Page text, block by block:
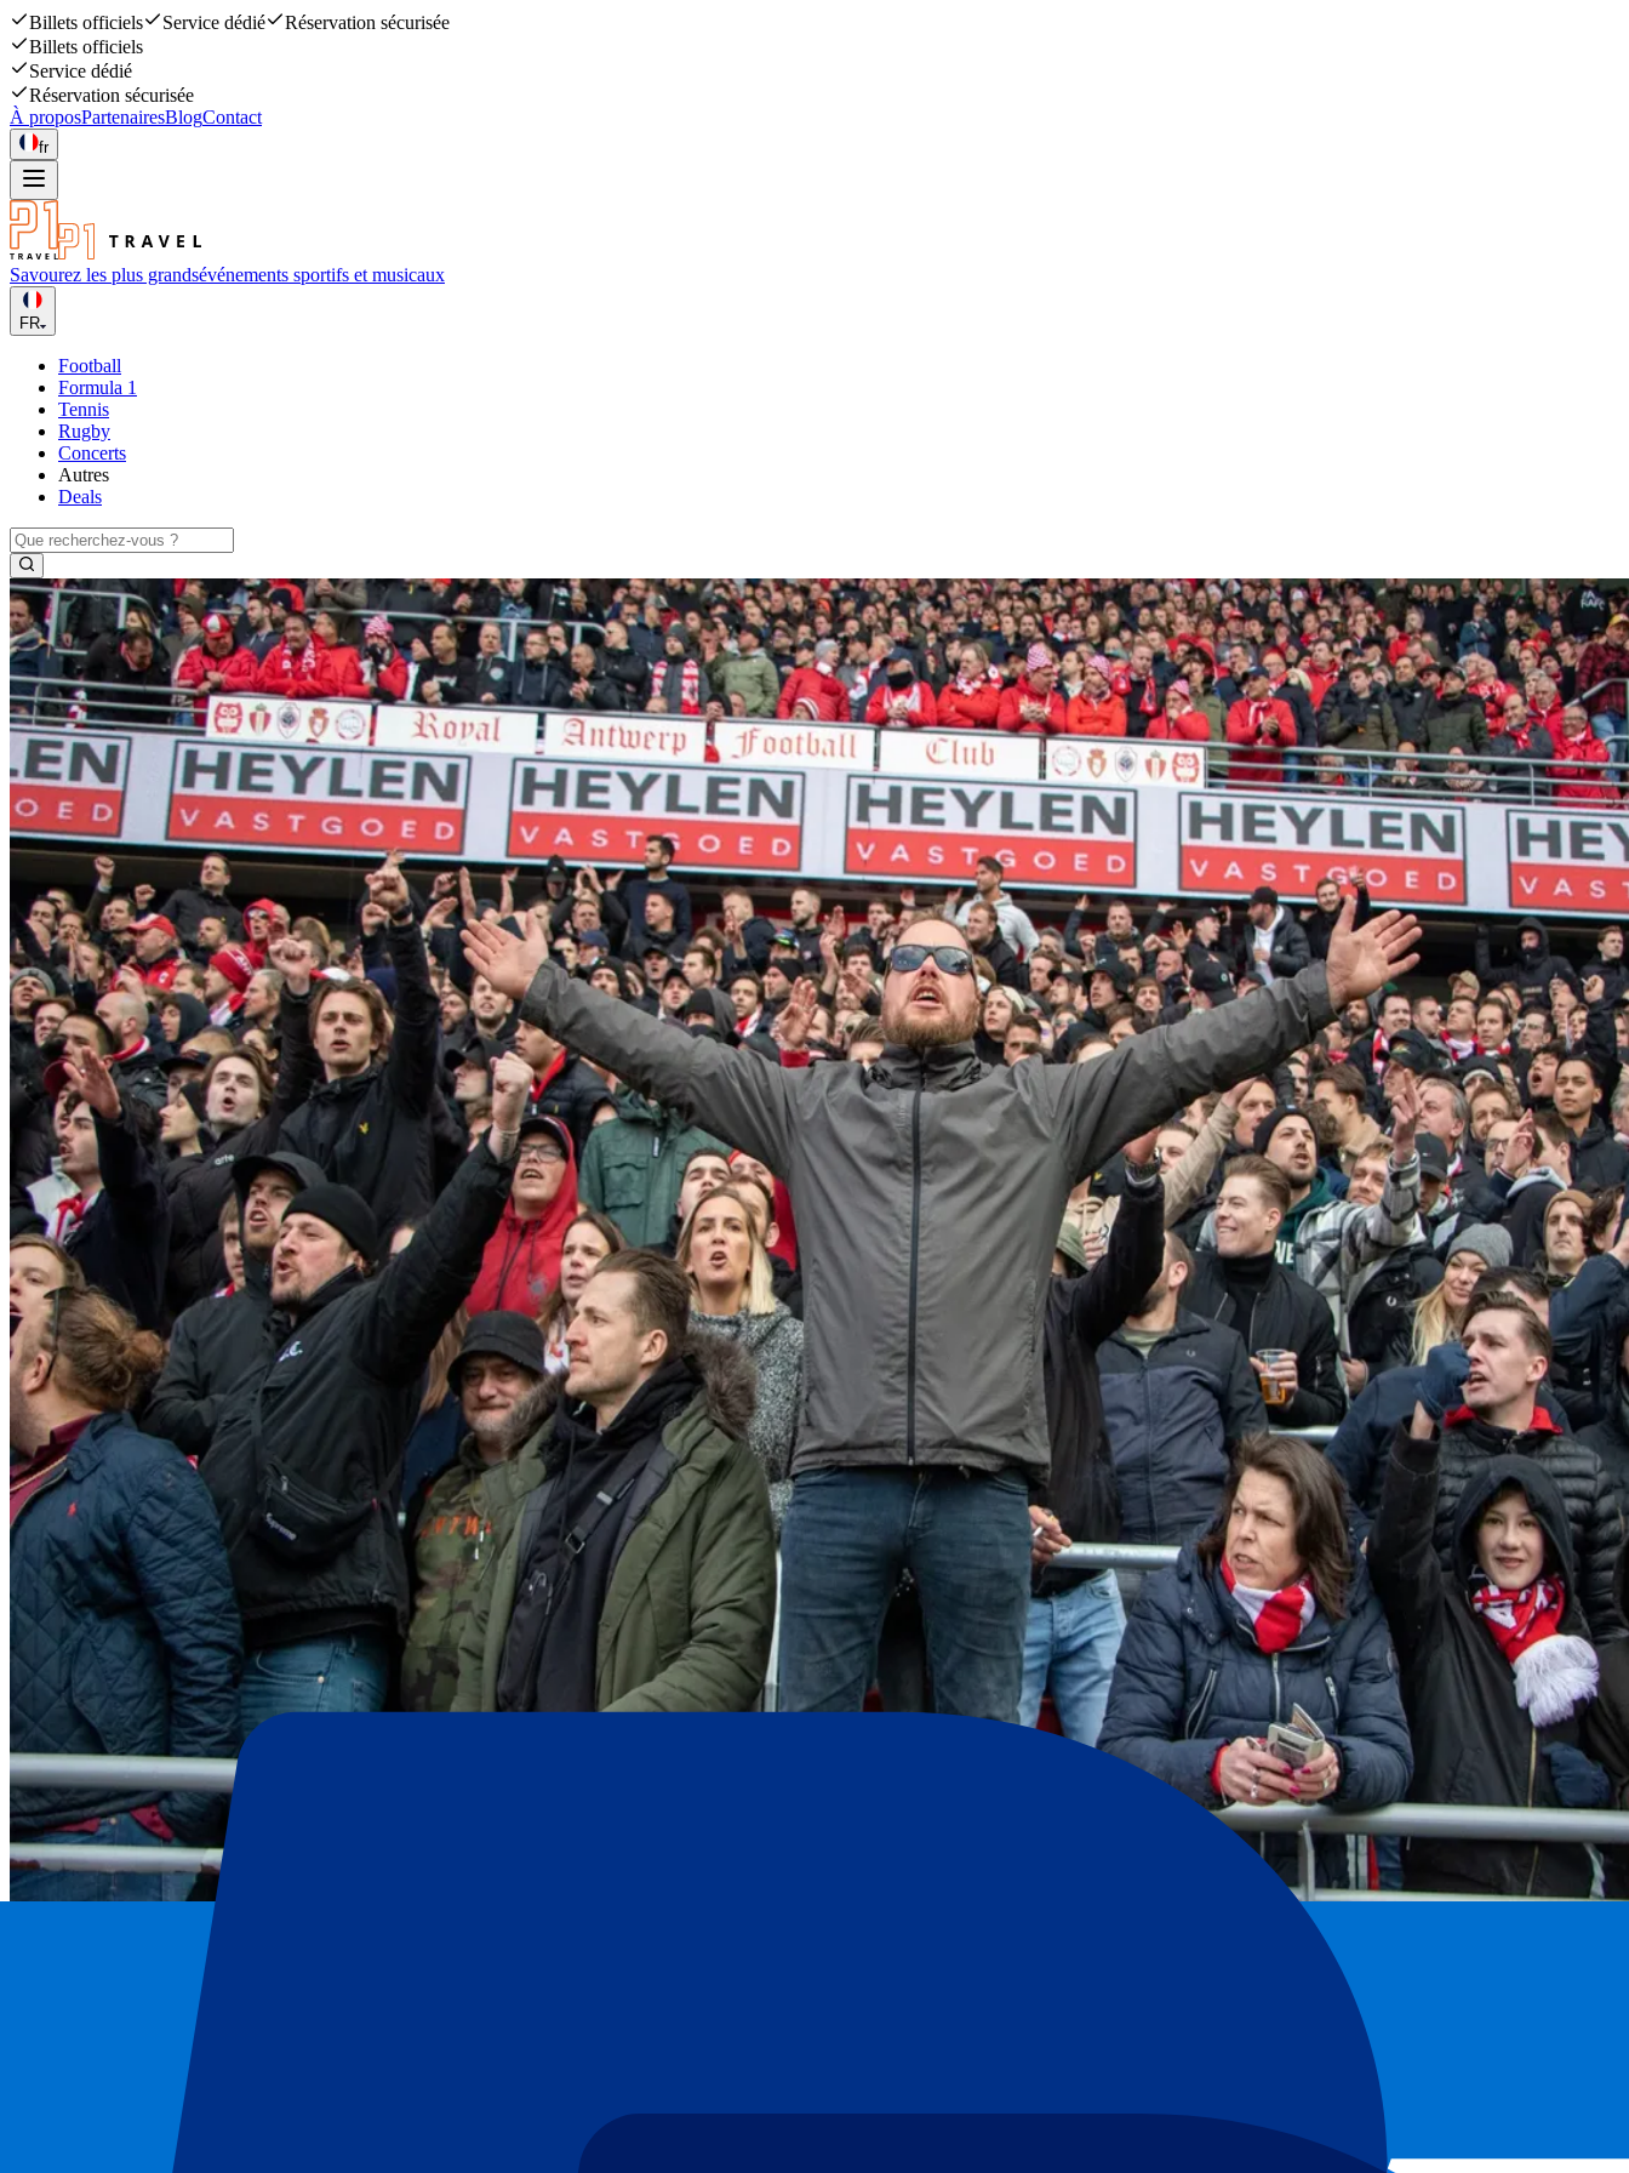
Billets officiels Service dédié
Réservation sécurisée
Billets officiels
Service dédié
Réservation sécurisée
À proposPartenairesBlogContact
fr
Savourez les plus grandsévénements sportifs et musicaux
FR
Football
Formula 1
Tennis
Rugby
Concerts
Autres
Deals
Royal Antwerp FC vs Standard de Liège
Royal Antwerp FC